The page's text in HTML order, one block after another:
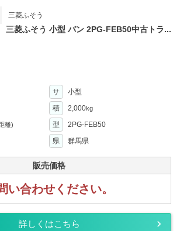
三菱ふそう
三菱ふそう 小型 バン 2PG-FEB50中古トラ...
サ
小型
積 2,000kg
離) 型
2PG-FEB50
県 群馬県
販売価格
い合わせください。
詳しくはこちら